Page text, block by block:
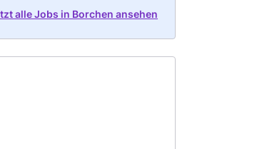
alle Jobs in Borchen ansehen